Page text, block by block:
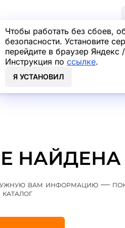
Чтобы работать без сбоев,
безопасности. Установите
перейдите в браузер Яндекс
Инструкция по ссылке.
Я УСТАНОВИЛ
НАЙДЕНА
вам информацию —